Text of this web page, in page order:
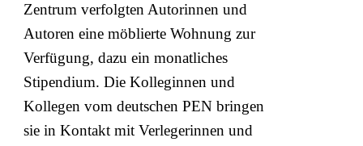
Zentrum verfolgten Autorinnen und
Autoren eine möblierte Wohnung zur
Verfügung, dazu ein monatliches
Stipendium. Die Kolleginnen und
Kollegen vom deutschen PEN bringen
sie in Kontakt mit Verlegerinnen und